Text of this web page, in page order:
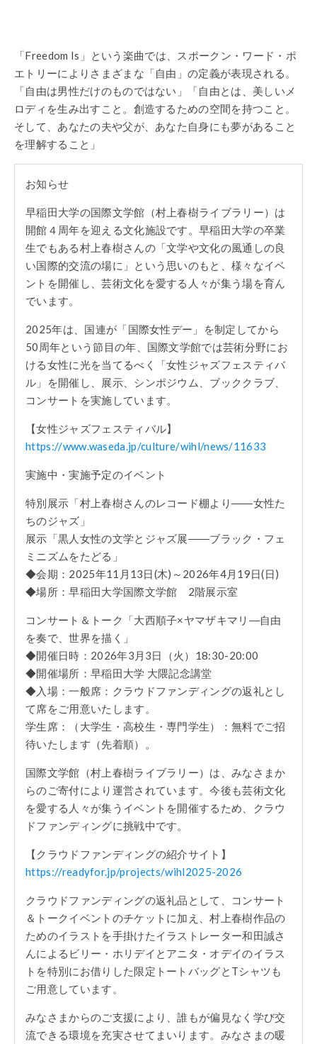
「Freedom Is」という楽曲では、スポークン・ワード・ポ
エトリーによりさまざまな「自由」の定義が表現される。
「自由は男性だけのものではない」「自由とは、美しいメ
ロディを生み出すこと。創造するための空間を持つこと。
そして、あなたの夫や父が、あなた自身にも夢があること
を理解すること」
お知らせ
早稲田大学の国際文学館（村上春樹ライブラリー）は
開館４周年を迎える文化施設です。早稲田大学の卒業
生でもある村上春樹さんの「文学や文化の風通しの良
い国際的交流の場に」という思いのもと、様々なイベ
ントを開催し、芸術文化を愛する人々が集う場を育ん
でいます。
2025年は、国連が「国際女性デー」を制定してから
50周年という節目の年、国際文学館では芸術分野にお
ける女性に光を当てるべく「女性ジャズフェスティバ
ル」を開催し、展示、シンポジウム、ブッククラブ、
コンサートを実施しています。
【女性ジャズフェスティバル】
https://www.waseda.jp/culture/wihl/news/11633
実施中・実施予定のイベント
特別展示「村上春樹さんのレコード棚より――女性た
ちのジャズ」
展示「黒人女性の文学とジャズ展――ブラック・フェ
ミニズムをたどる」
◆会期：2025年11月13日(木)～2026年4月19日(日)
◆場所：早稲田大学国際文学館 2階展示室
コンサート＆トーク「大西順子×ヤマザキマリ―自由
を奏で、世界を描く」
◆開催日時：2026年3月3日（火）18:30-20:00
◆開催場所：早稲田大学 大隈記念講堂
◆入場：一般席：クラウドファンディングの返礼とし
て席をご用意いたします。
学生席：（大学生・高校生・専門学生）：無料でご招
待いたします（先着順）。
国際文学館（村上春樹ライブラリー）は、みなさまか
らのご寄付により運営されています。今後も芸術文化
を愛する人々が集うイベントを開催するため、クラウ
ドファンディングに挑戦中です。
【クラウドファンディングの紹介サイト】
https://readyfor.jp/projects/wihl2025-2026
クラウドファンディングの返礼品として、コンサート
＆トークイベントのチケットに加え、村上春樹作品の
ためのイラストを手掛けたイラストレーター和田誠さ
んによるビリー・ホリデイとアニタ・オデイのイラス
トを特別にお借りした限定トートバッグとTシャツも
ご用意しています。
みなさまからのご支援により、誰もが偏見なく学び交
流できる環境を充実させてまいります。みなさまの暖